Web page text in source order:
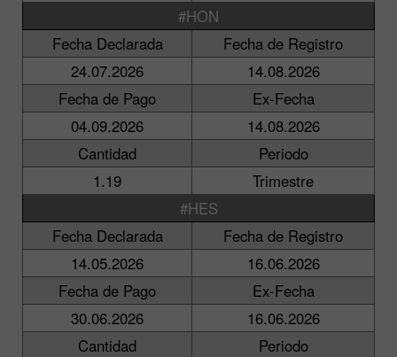
#HON
Fecha Declarada
Fecha de Registro
24.07.2026
14.08.2026
Fecha de Pago
Ex-Fecha
04.09.2026
14.08.2026
Cantidad
Periodo
1.19
Trimestre
#HES
Fecha Declarada
Fecha de Registro
14.05.2026
16.06.2026
Fecha de Pago
Ex-Fecha
30.06.2026
16.06.2026
Cantidad
Periodo